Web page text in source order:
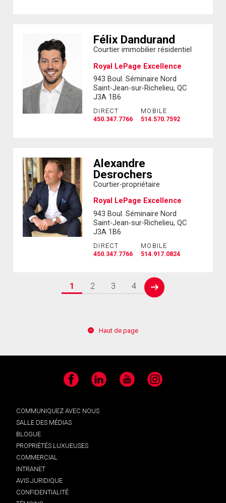
Félix Dandurand
Courtier immobilier résidentiel
Royal LePage Excellence
943 Boul. Séminaire Nord
Saint-Jean-sur-Richelieu, QC
J3A 1B6
DIRECT
450.347.7766
MOBILE
514.570.7592
Alexandre
Desrochers
Courtier-propriétaire
Royal LePage Excellence
943 Boul. Séminaire Nord
Saint-Jean-sur-Richelieu, QC
J3A 1B6
DIRECT
450.347.7766
MOBILE
514.917.0824
1 2 3 4
next
Haut de page
Facebook LinkedIn YouTube Instagram
COMMUNIQUEZ AVEC NOUS
SALLE DES MÉDIAS
BLOGUE
PROPRIÉTÉS LUXUEUSES
COMMERCIAL
INTRANET
AVIS JURIDIQUE
CONFIDENTIALITÉ